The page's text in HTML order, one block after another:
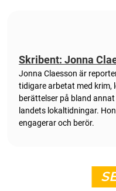
Skribent: Jonna
Jonna Claesson är
tidigare arbetat med krim,
berättelser på bland
landets lokaltidningar.
engagerar och berör.